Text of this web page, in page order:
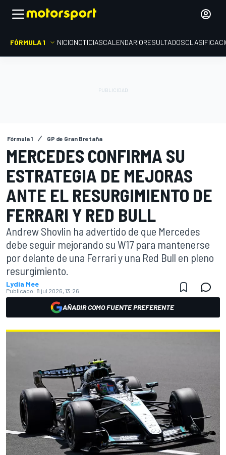
FÓRMULA 1 INICIONOTICIASCALENDARIORESULTADOS
Fórmula 1 GP de Gran Bretaña
MERCEDES CONFIRMA SU
ESTRATEGIA DE MEJORAS
ANTE EL RESURGIMIENTO DE
FERRARI Y RED BULL
Andrew Shovlin ha advertido de que Mercedes
debe seguir mejorando su W17 para mantenerse
por delante de una Ferrari y una Red Bull en pleno
resurgimiento.
Lydia Mee
Publicado: 8 jul 2026, 13:26
AÑADIR COMO FUENTE PREFERENTE